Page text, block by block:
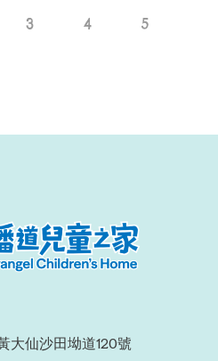
3 4 5
大仙沙田坳道120號